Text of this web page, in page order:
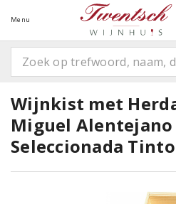
Menu
Wijnkist met
Miguel
Seleccionada Tinto